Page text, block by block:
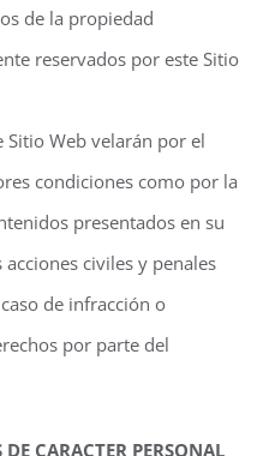
de la propiedad
reservados por este Sitio
Sitio Web velarán por el
condiciones como por la
presentados en su
civiles y penales
de infracción o
por parte del
CARACTER PERSONAL